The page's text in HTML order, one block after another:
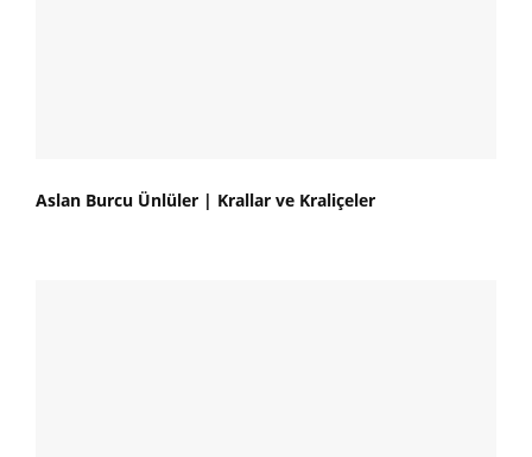
Aslan Burcu Ünlüler | Krallar ve Kraliçeler